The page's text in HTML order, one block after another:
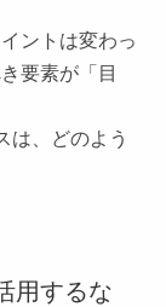
ントは変わっ
要素が「目
は、どのよう
用するな